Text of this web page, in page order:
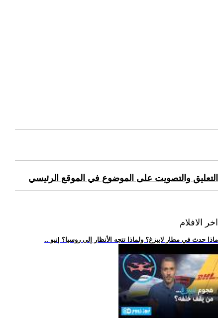
التعليق والتصويت على الموضوع في الموقع الرئيسي
اخر الافلام
.. ماذا حدث في مطار لايبزغ؟ ولماذا تتجه الأنظار إلى روسيا؟ |نيو